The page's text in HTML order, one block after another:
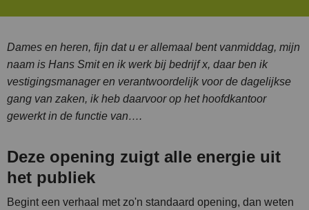
Dames en heren, fijn dat u er allemaal bent vanmiddag, mijn
naam is Hans Smit en ik werk bij bedrijf x, daar ben ik
vestigingsmanager en verantwoordelijk voor de dagelijkse
gang van zaken, ik heb daarvoor op het hoofdkantoor
gewerkt in de functie van….
Deze opening zuigt alle energie uit
het publiek
Begint een verhaal met zo'n standaard opening, dan weten